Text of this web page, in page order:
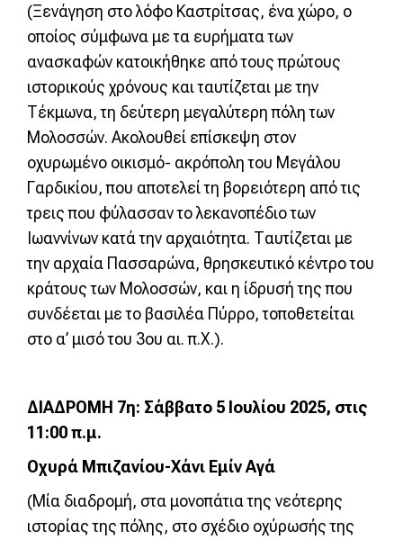
(Ξενάγηση στο λόφο Καστρίτσας, ένα χώρο, ο
οποίος σύμφωνα με τα ευρήματα των
ανασκαφών κατοικήθηκε από τους πρώτους
ιστορικούς χρόνους και ταυτίζεται με την
Τέκμωνα, τη δεύτερη μεγαλύτερη πόλη των
Μολοσσών. Ακολουθεί επίσκεψη στον
οχυρωμένο οικισμό- ακρόπολη του Μεγάλου
Γαρδικίου, που αποτελεί τη βορειότερη από τις
τρεις που φύλασσαν το λεκανοπέδιο των
Ιωαννίνων κατά την αρχαιότητα. Ταυτίζεται με
την αρχαία Πασσαρώνα, θρησκευτικό κέντρο του
κράτους των Μολοσσών, και η ίδρυσή της που
συνδέεται με το βασιλέα Πύρρο, τοποθετείται
στο α’ μισό του 3ου αι. π.X.).
ΔΙΑΔΡΟΜΗ 7η: Σάββατο 5 Ιουλίου 2025, στις
11:00 π.μ.
Οχυρά Μπιζανίου-Χάνι Εμίν Αγά
(Μία διαδρομή, στα μονοπάτια της νεότερης
ιστορίας της πόλης, στο σχέδιο οχύρωσής της